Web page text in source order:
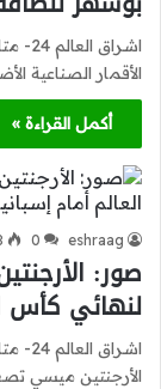
الأقمار الصناعية
أكمل القراءة »
eshraag
0
صور:
لنهائي كأس
الأرجنتين ميسي